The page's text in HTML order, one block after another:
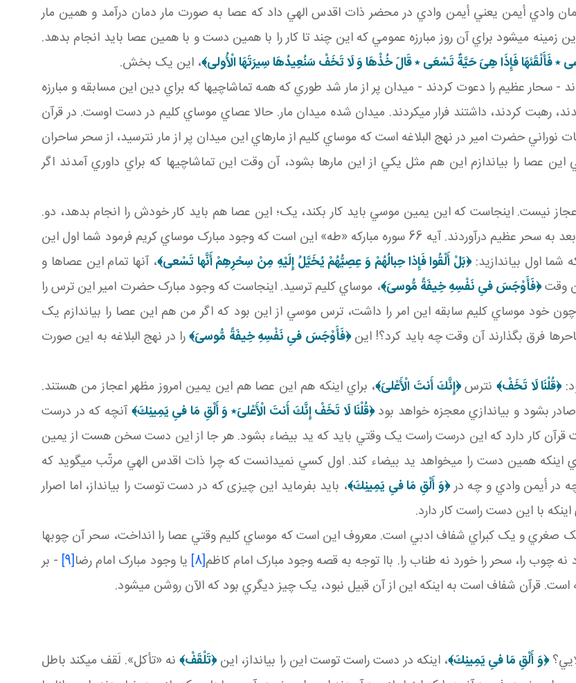
وادي أيمن يعني أيمن وادي در محضر ذات اقدس الهي داد که عصا به صورت مار دمان درآمد و همين مار
زمينه مي شود براي آن روز مبارزه عمومي که اين چند تا کار را با همين دست و با همين عصا بايد انجام بدهد.
٭ فَأَلْقَئهَا فَإِذَا هِىَ حَيَّةٌ تَسْعَى ٭ قَالَ خُذْهَا وَ لَا تَخَفْ سَنُعِيدُهَا سِيرَتَهَا الْأُولى‏﴾، اين يک بخش.
سحار عظيم را دعوت کردند - ميدان پر از مار شد طوري که همه تماشاچي ها که براي دين اين مسابقه و مبارزه
رهبت کردند، داشتند فرار مي کردند. ميدان شده ميدان مار. حالا عصاي موساي کليم در دست اوست. در قرآن
نوراني حضرت امير در نهج البلاغه است که موساي کليم از مارهاي اين ميدان پر از مار نترسيد، از سحر ساحران
عصا را بياندازم اين هم مثل يکي از اين مارها بشود، آن وقت اين تماشاچي ها که براي داوري آمدند اگر
نيست. اينجاست که اين يمين موسي بايد کار بکند، يک؛ اين عصا هم بايد کار خودش را انجام بدهد، دو.
و بعد به سحر عظيم درآوردند. آيه 66 سوره مبارکه «طه» اين است که وجود مبارک موساي کريم فرمود شما اول اين
شما اول بياندازيد:﴿بَلْ أَلْقُوا فَإِذا حِبالُهُمْ وَ عِصِيُّهُمْ يُخَيَّلُ إِلَيْهِ مِنْ سِحْرِهِمْ أَنَّها تَسْعى‏﴾، آنها تمام اين عصاها و
آن وقت﴿فَأَوْجَسَ فىِ نَفْسِهِ خِيفَةً مُّوسىَ‏﴾، موساي کليم ترسيد. اينجاست که وجود مبارک حضرت امير اين ترس را
چون خود موساي کليم سابقه اين امر را داشت، ترس موسي از اين بود که اگر من هم اين عصا را بياندازم يک
فرق بگذارند آن وقت چه بايد کرد؟! اين﴿فَأَوْجَسَ فىِ نَفْسِهِ خِيفَةً مُّوسىَ‏﴾را در نهج البلاغه به اين صورت
﴿قُلْنَا لَا تَخَفْ﴾ نترس﴿إِنَّكَ أَنتَ الْأَعْلىَ‏﴾، براي اينکه هم اين عصا هم اين يمين امروز مظهر اعجاز من هستند.
بشود و بياندازي معجزه خواهد بود﴿قُلْنَا لَا تَخَفْ إِنَّكَ أَنتَ الْأَعْلىَ‏٭ وَ أَلْقِ مَا فىِ يَمِينِكَ﴾ آنچه که در درست
کار دارد که اين درست راست يک وقتي بايد که يد بيضاء بشود. هر جا از اين دست سخن هست از يمين
همين دست را مي خواهد يد بيضاء کند. اول کسي نمي دانست که چرا ذات اقدس الهي مرتّب مي گويد که
در أيمن وادي و چه در﴿وَ أَلْقِ مَا فىِ يَمِينِكَ﴾، بايد بفرمايد اين چيزی که در دست توست را بيانداز، اما اصرار
با اين دست راست کار دارد.
يک صغري و يک کبراي شفاف ادبي است. معروف اين است که موساي کليم وقتي عصا را انداخت، سحر آن چوب ها
نه چوب را، سحر را خورد نه طناب را. باا توجه به قصه وجود مبارک امام کاظم[8] يا وجود مبارک امام رضا[9]
- بر
قرآن شفاف است به اينکه اين از آن قبيل نبود، يک چيز ديگري بود که الآن روشن مي شود.
﴿وَ أَلْقِ مَا فىِ يَمِينِكَ﴾، اينکه در دست راست توست اين را بيانداز، اين﴿تَلْقَفْ﴾ نه «تأکل». لَقف مي کند باطل